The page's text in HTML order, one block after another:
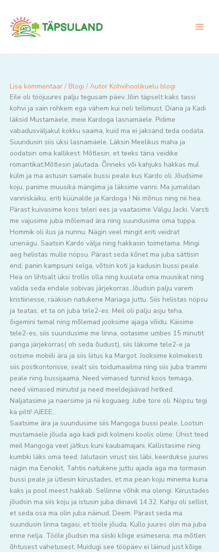
content
Lisa kommentaar / Blogi / Autor Kohvihoolikuelu blogi
Eile oli tööjuures palju tegusam päev. Jõin täpselt kaks tassi
kohvi ja sain rohkem ega vähem kui neli tellimust. Diana ja Kadi
läksid Mustamäele, meie Kardoga lasnamäele. Pidime
vabadusväljakul kokku saama, kuid ma ei jaksand teda oodata.
Suundusin siis üksi lasnamäele. Läksin Meelikus maha ja
oodatsin oma kallikest. Mõtlesin, et teeks täna veidike
romantikat.Mõtlesin jalutada. Õnneks või kahjuks hakkas mul
külm ja ma astusin samale bussi peale kus Kardo oli. Jõudsime
koju, panime muusika mängima ja läksime vanni. Ma jumaldan
vanniskäiku, eriti küünalde ja Kardoga ! Nii mõnus ning nii hea.
Pärast kuivasime koos teleri ees ja vaatasime Välgu Jacki. Varsti
me vajusime juba mõlemad ära ning suundusime oma tuppa.
Hommik oli ilus ja nunnu. Nägin veel mingit eriti veidrat
unenägu. Saatsin Kardo välja ning hakkasin toimetama. Mingi
aeg helistas mulle nöpsu. Pärast seda kõnet ma juba sättisin
end, panin kampsuni selga, võtsin koti ja kadusin bussi peale.
Hea on lihtsalt üksi trollis olla ning kuulata oma muusikat ning
valida seda endale sobivas järjekorras. Jõudsin palju varem
kristiinesse, rääkisin natukene Mariaga juttu. Siis helistas nöpsu
ja teatas, et ta on juba tele2-es. Meil oli palju asju teha,
õigemini temal ning mõlemad jooksime ajaga võidu. Käisime
tele2-es, siis suundusime me linna, ootasime umbes 15 minutit
panga järjekorras( oh seda õudust), siis läksime tele2-e ja
ostsime mobiili ära ja siis liitus ka Margot. Jooksime kolmekesti
siis postkontorisse, sealt siis toidumaailma ning siis juba trammi
peale ning bussijaama. Need viimased tunnid koos temaga,
need viimased minutid ja need meeldejäävad hetked.
Naljatasime ja naersime ja nii koguaeg. Jube tore oli. Nöpsu tegi
ka pilti! AJEEE..
Saatsime ära ja suundusime siis Mangoga bussi peale. Lootsin
mustamäele jõuda aga kadi pidi kolmeni koolis olime. Ühist teed
meil Mangoga veel jätkus kuni kaubamajani. Kallistasime ning
kumbki läks oma teed. Jalutasin virust siis läbi, keerdukse juures
nägin ma Eenokit. Tahtis natukene juttu ajada aga ma tormasin
bussi peale ja ütlesin kiirustades, et ma pean koju minema kuna
kaks ja pool meest hakkab. Sellinne võhik ma olengi. Kiirustades
jõudsin ma siis koju ja istusin juba diinavil 14.32. Kahju oli sellist,
et seda osa ma olin juba näinud. Deem. Pärast seda ma
suundusin linna tagasi, et tööle jõuda. Kullo juures olin ma juba
enne nelja. Tööle jõudsin ma siiski kõige esimesena, ma mõtlen
õhtusest vahetusest. Muidugi see tööpäev ei läinud just kõige